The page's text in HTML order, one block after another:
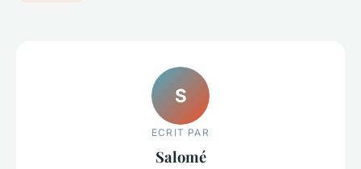
S
ECRIT PAR
Salomé